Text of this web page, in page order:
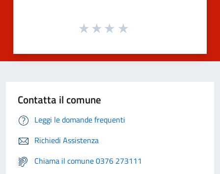
Contatta il comune
Leggi le domande frequenti
Richiedi Assistenza
Chiama il comune 0376 273111